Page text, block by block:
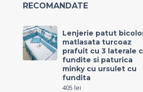
RECOMANDATE
Lenjerie patut
matlasata turcoaz
prafuit cu 3 laterale
fundite si paturica
minky cu ursulet cu
fundita
405 lei